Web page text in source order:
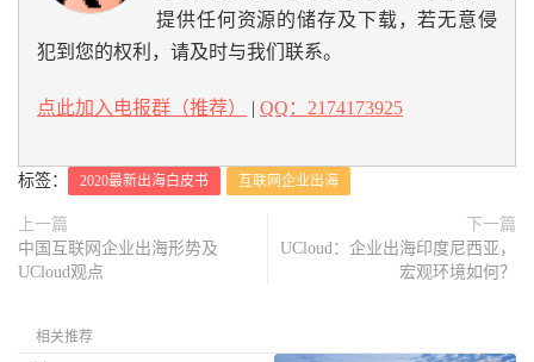
提供任何资源的储存及下载，若无意侵
犯到您的权利，请及时与我们联系。
点此加入电报群（推荐） | QQ：2174173925
标签： 2020最新出海白皮书 互联网企业出海
上一篇
中国互联网企业出海形势及
UCloud观点
下一篇
UCloud：企业出海印度尼西亚，
宏观环境如何？
相关推荐